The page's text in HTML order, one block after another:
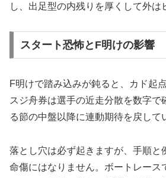
し、出足型の内残りを厚くして外は
スタート恐怖とF明けの影響
F明けで踏み込みが鈍ると、カド起
スジ舟券は選手の近走分散を数字で
る節の中盤以降に連動期待を戻して
落とし穴は必ず起きますが、手順と
命傷にはなりません。ボートレース